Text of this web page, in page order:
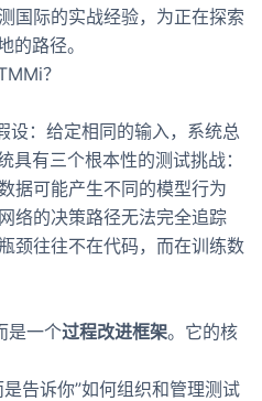
国际的实战经验，为正在探索
的路径。
？
设：给定相同的输入，系统总
具有三个根本性的测试挑战：
据可能产生不同的模型行为
络的决策路径无法完全追踪
颈往往不在代码，而在训练数
是一个过程改进框架。它的核
告诉你”如何组织和管理测试